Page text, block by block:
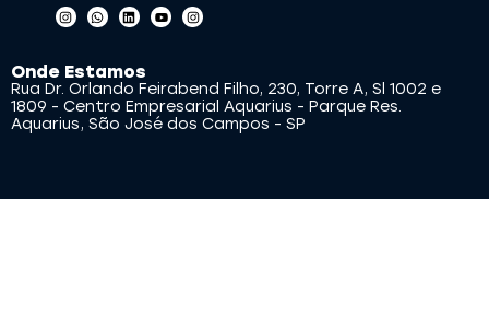
Onde Estamos
Rua Dr. Orlando Feirabend Filho, 230, Torre A, Sl 1002 e
1809 - Centro Empresarial Aquarius - Parque Res.
Aquarius, São José dos Campos - SP